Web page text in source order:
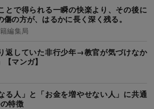
とで得られる一瞬の快楽より、その後に
の方が、はるかに長く深く残る。
編集局
返していた非行少年→教官が気づけなか
マンガ】
る人」と「お金を増やせない人」に共通
特徴